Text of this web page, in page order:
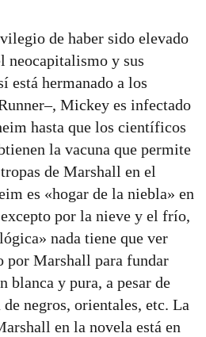
de haber sido elevado
y sus
está hermanado a los
Mickey es infectado
hasta que los científicos
la vacuna que permite
de Marshall en el
es «hogar de la niebla» en
por la nieve y el frío,
nada tiene que ver
por Marshall para fundar
blanca y pura, a pesar de
negros, orientales, etc. La
en la novela está en